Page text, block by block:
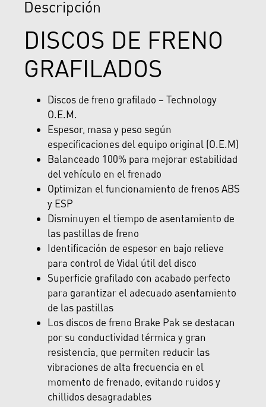
Descripción
DISCOS DE FRENO
GRAFILADOS
Discos de freno grafilado – Technology
O.E.M.
Espesor, masa y peso según
especificaciones del equipo original (O.E.M)
Balanceado 100% para mejorar estabilidad
del vehículo en el frenado
Optimizan el funcionamiento de frenos ABS
y ESP
Disminuyen el tiempo de asentamiento de
las pastillas de freno
Identificación de espesor en bajo relieve
para control de Vidal útil del disco
Superficie grafilado con acabado perfecto
para garantizar el adecuado asentamiento
de las pastillas
Los discos de freno Brake Pak se destacan
por su conductividad térmica y gran
resistencia, que permiten reducir las
vibraciones de alta frecuencia en el
momento de frenado, evitando ruidos y
chillidos desagradables